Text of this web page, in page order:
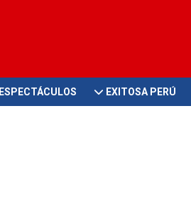
ESPECTÁCULOS EXITOSA PERÚ